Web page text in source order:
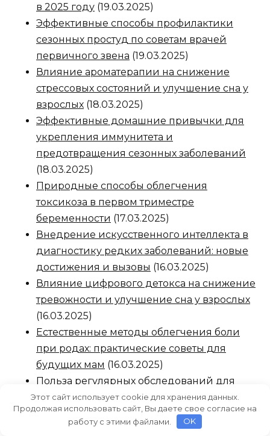
в 2025 году (19.03.2025)
Эффективные способы профилактики
сезонных простуд по советам врачей
первичного звена (19.03.2025)
Влияние ароматерапии на снижение
стрессовых состояний и улучшение сна у
взрослых (18.03.2025)
Эффективные домашние привычки для
укрепления иммунитета и
предотвращения сезонных заболеваний
(18.03.2025)
Природные способы облегчения
токсикоза в первом триместре
беременности (17.03.2025)
Внедрение искусственного интеллекта в
диагностику редких заболеваний: новые
достижения и вызовы (16.03.2025)
Влияние цифрового детокса на снижение
тревожности и улучшение сна у взрослых
(16.03.2025)
Естественные методы облегчения боли
при родах: практические советы для
будущих мам (16.03.2025)
Польза регулярных обследований для
профилактики мужских заболеваний и
сохранения здоровья (16.03.2025)
Эффективные методы укрепления
Этот сайт использует cookie для хранения данных.
Продолжая использовать сайт, Вы даете свое согласие на
работу с этими файлами.
OK